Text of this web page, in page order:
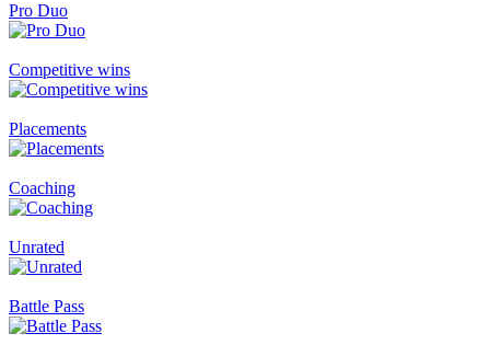
Pro Duo
Competitive wins
Placements
Coaching
Unrated
Battle Pass